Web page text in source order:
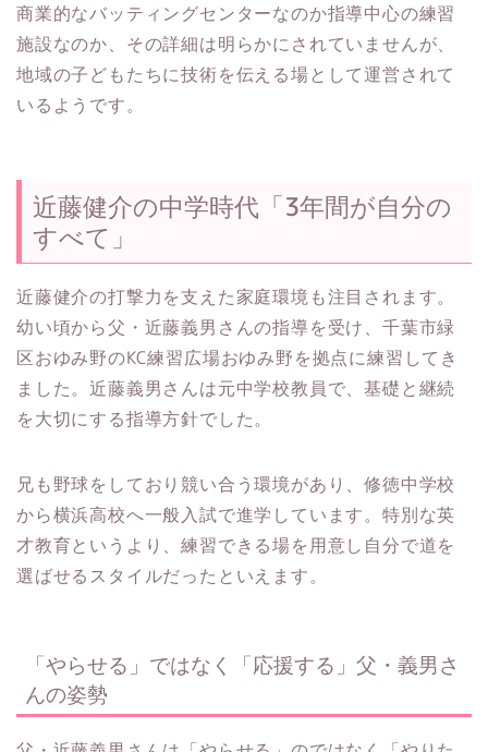
商業的なバッティングセンターなのか指導中心の練習
施設なのか、その詳細は明らかにされていませんが、
地域の子どもたちに技術を伝える場として運営されて
いるようです。
近藤健介の中学時代「3年間が自分の
すべて」
近藤健介の打撃力を支えた家庭環境も注目されます。
幼い頃から父・近藤義男さんの指導を受け、千葉市緑
区おゆみ野のKC練習広場おゆみ野を拠点に練習してき
ました。近藤義男さんは元中学校教員で、基礎と継続
を大切にする指導方針でした。
兄も野球をしており競い合う環境があり、修徳中学校
から横浜高校へ一般入試で進学しています。特別な英
才教育というより、練習できる場を用意し自分で道を
選ばせるスタイルだったといえます。
「やらせる」ではなく「応援する」父・義男さ
んの姿勢